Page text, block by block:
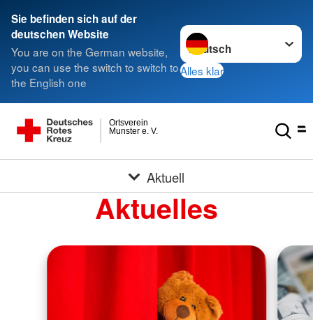
Sie befinden sich auf der
deutschen Website
You are on the German website,
you can use the switch to switch to
the English one
Sprache wechseln zu
Alles klar
Munster e. V.
Ortsverein
Aktuell
Aktuelles